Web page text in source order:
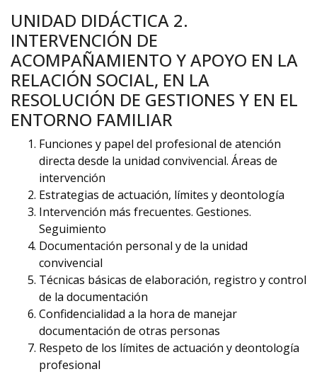
UNIDAD DIDÁCTICA 2.
INTERVENCIÓN DE
ACOMPAÑAMIENTO Y APOYO EN LA
RELACIÓN SOCIAL, EN LA
RESOLUCIÓN DE GESTIONES Y EN EL
ENTORNO FAMILIAR
Funciones y papel del profesional de atención
directa desde la unidad convivencial. Áreas de
intervención
Estrategias de actuación, límites y deontología
Intervención más frecuentes. Gestiones.
Seguimiento
Documentación personal y de la unidad
convivencial
Técnicas básicas de elaboración, registro y control
de la documentación
Confidencialidad a la hora de manejar
documentación de otras personas
Respeto de los límites de actuación y deontología
profesional